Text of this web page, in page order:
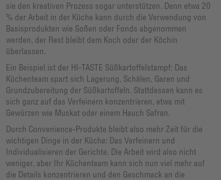
sie den kreativen Prozess sogar unterstützen. Denn etwa 20
% der Arbeit in der Küche kann durch die Verwendung von
Basisprodukten wie Soßen oder Fonds abgenommen
werden, der Rest bleibt dem Koch oder der Köchin
überlassen.
Ein Beispiel ist der HI-TASTE Süßkartoffelstampf: Das
Küchenteam spart sich Lagerung, Schälen, Garen und
Grundzubereitung der Süßkartoffeln. Stattdessen kann es
sich ganz auf das Verfeinern konzentrieren, etwa mit
Gewürzen wie Muskat oder einem Hauch Safran.
Durch Convenience-Produkte bleibt also mehr Zeit für die
wichtigen Dinge in der Küche: Das Verfeinern und
Individualisieren der Gerichte. Die Arbeit wird also nicht
weniger, aber Ihr Küchenteam kann sich nun viel mehr auf
die Details konzentrieren und den Geschmack an die